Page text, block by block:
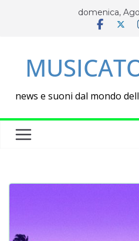
domenica,
news e suoni dal mondo